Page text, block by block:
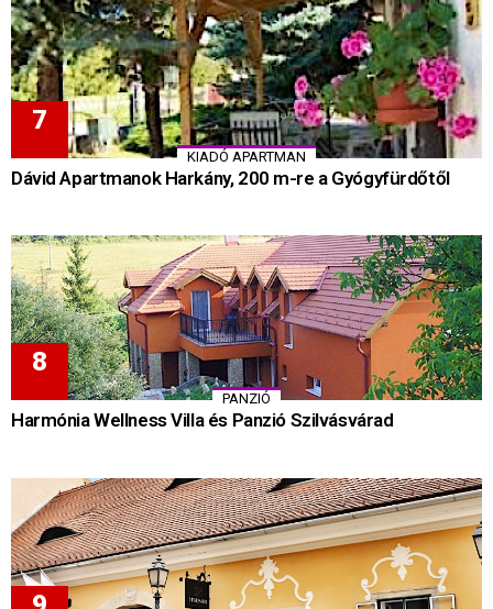
KIADÓ APARTMAN
Dávid Apartmanok Harkány, 200 m-re a Gyógyfürdőtől
PANZIÓ
Harmónia Wellness Villa és Panzió Szilvásvárad